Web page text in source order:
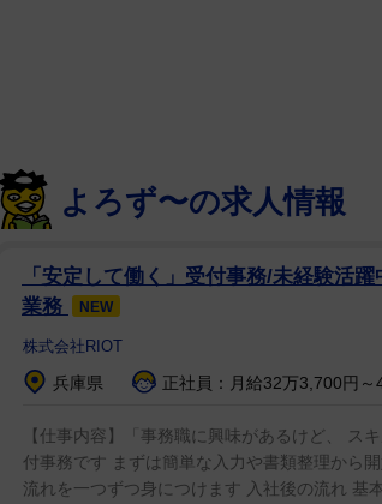
やスポーツ科学などなど..自分の表現の幅
歌えるようになったり、音楽の力の可能
す」と夢を馳せた。
今後は「色んな学びができる4年間、と
と可愛くあいさつした。
黒の膝下たけのスカートのスーツ姿では
び、美しい立ち姿。大学校舎や福沢諭吉
よろず〜の求人情報
「安定して働く」受付事務/未経験活
業務
NEW
株式会社RIOT
兵庫県 正社員：月給32万3,700円～
【仕事内容】「事務職に興味があるけど、
付事務です まずは簡単な入力や書類整理から
流れを一つずつ身につけます 入社後の流れ 基